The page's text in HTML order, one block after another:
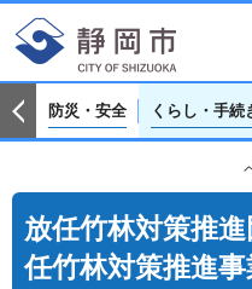
防災・安全 くらし・手続
放任竹林対策推
任竹林対策推進